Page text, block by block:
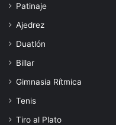
Patinaje
Ajedrez
Duatlón
Billar
Gimnasia Rítmica
Tenis
Tiro al Plato